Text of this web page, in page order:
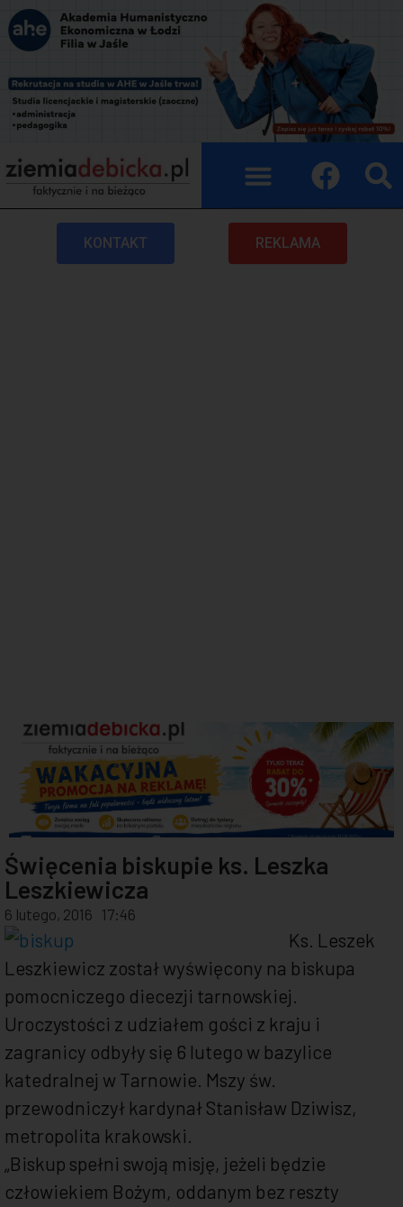
KONTAKT REKLAMA
Święcenia biskupie ks. Leszka
Leszkiewicza
6 lutego, 2016 17:46
Ks. Leszek
Leszkiewicz został wyświęcony na biskupa
pomocniczego diecezji tarnowskiej.
Uroczystości z udziałem gości z kraju i
zagranicy odbyły się 6 lutego w bazylice
katedralnej w Tarnowie. Mszy św.
przewodniczył kardynał Stanisław Dziwisz,
metropolita krakowski.
„Biskup spełni swoją misję, jeżeli będzie
człowiekiem Bożym, oddanym bez reszty